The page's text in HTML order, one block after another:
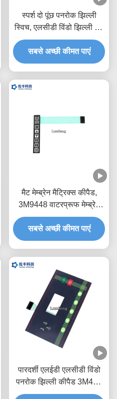
स्पर्श दो पूंछ पनरोक झिल्ली
स्विच, एलसीडी विंडो झिल्ली टच
स्विच
सबसे अच्छी कीमत पाएं
मैट मेम्ब्रेन मैट्रिक्स कीपैड,
3M9448 वाटरप्रूफ मेम्ब्रेन
कीपैड
सबसे अच्छी कीमत पाएं
पारदर्शी एलईडी एलसीडी विंडो
पनरोक झिल्ली कीपैड 3M468
चिपकने वाला